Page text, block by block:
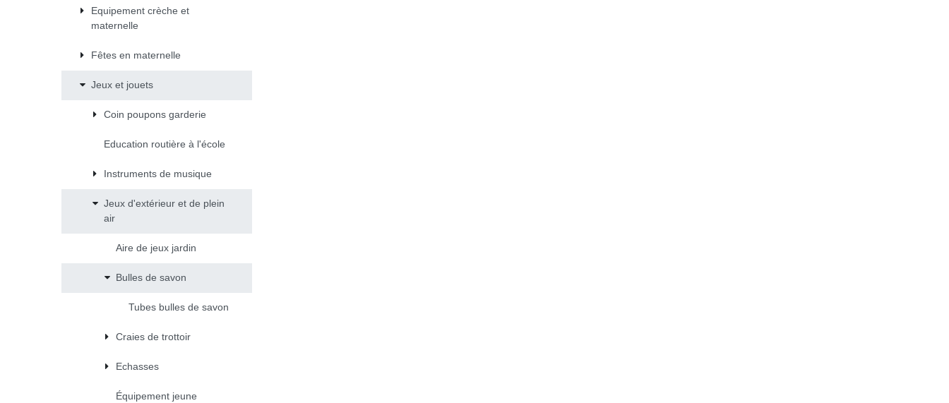
Equipement crèche et
maternelle
Fêtes en maternelle
Jeux et jouets
Coin poupons garderie
Education routière à l'école
Instruments de musique
Jeux d'extérieur et de plein
air
Aire de jeux jardin
Bulles de savon
Tubes bulles de savon
Craies de trottoir
Echasses
Équipement jeune